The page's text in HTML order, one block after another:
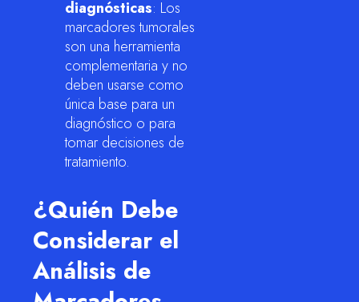
diagnósticas: Los
marcadores tumorales
son una herramienta
complementaria y no
deben usarse como
única base para un
diagnóstico o para
tomar decisiones de
tratamiento.
¿Quién Debe
Considerar el
Análisis de